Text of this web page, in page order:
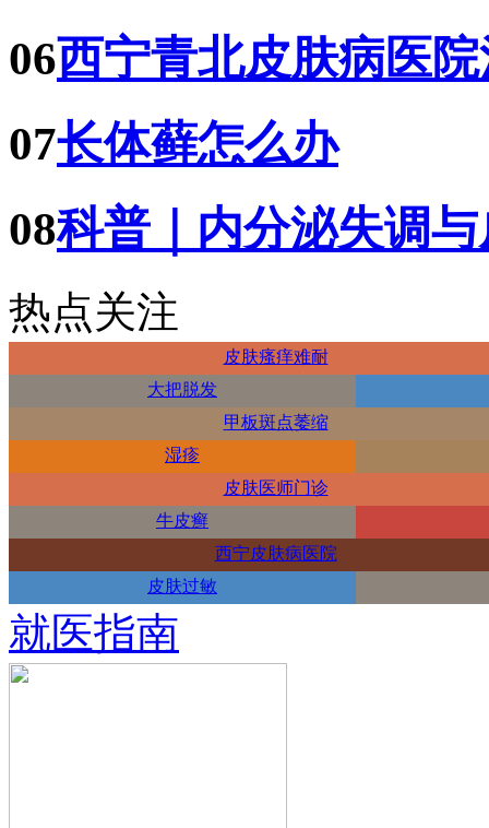
06西宁青北皮肤病医
07长体藓怎么办
08科普｜内分泌失调
热点关注
皮肤瘙痒难耐
大把脱发
甲板斑点萎缩
湿疹
皮肤医师门诊
牛皮癣
西宁皮肤病医院
皮肤过敏
就医指南